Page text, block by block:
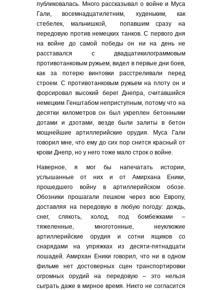
публиковалась. Много рассказывал о войне и Муса
Гали, восемнадцатилетним, худеньким, как
стебелек, мальчишкой, попавшим сразу на
передовую против немецких танков. С первого дня
на войне до самой победы он ни на день не
расставался с двадцатикилограммовым
противотанковым ружьем, видел в первые дни боев,
как за потерю винтовки расстреливали перед
строем. С противотанковым ружьем на плоту он и
форсировал высокий берег Днепра, считавшийся
немецким Генштабом неприступным, потому что на
десятки километров он был укреплен бетонными
дотами и дзотами, везде были залиты в бетон
мощнейшие артиллерийские орудия. Муса Гали
говорил мне, что ему до сих пор снится красный от
крови Днепр, но у него тоже мало строк о войне.
Наверное, я мог бы напечатать истории,
услышанные от них и от Амирхана Еники,
прошедшего войну в артиллерийском обозе.
Обозники прошагали пешком через всю Европу,
доставляя на передовую в любую погоду: дождь,
снег, слякоть, холод, под бомбежками –
тяжеленные, многотонные, неуклюжие
артиллерийские орудия и сотни ящиков со
снарядами на упряжках из десяти-пятнадцати
лошадей. Амирхан Еники говорил, что ни в одном
фильме нет достоверных сцен транспортировки
огромных орудий на передовую – это нельзя
сыграть даже в мирное время. Никто не согласится